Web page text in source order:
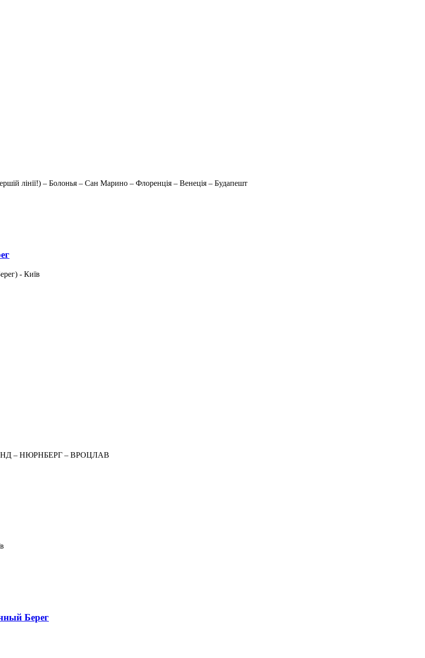
лінії!) – Болонья – Сан Марино – Флоренція – Венеція – Будапешт
- Київ
– НЮРНБЕРГ – ВРОЦЛАВ
Берег